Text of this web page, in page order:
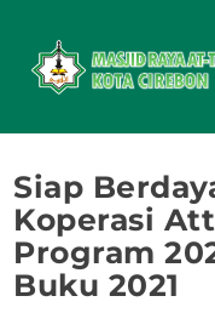
Siap
Koperasi
Program
Buku 2021